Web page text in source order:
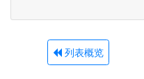
列表概览